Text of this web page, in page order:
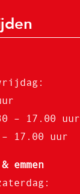
– 17.00 uur
17.00 uur
emmen